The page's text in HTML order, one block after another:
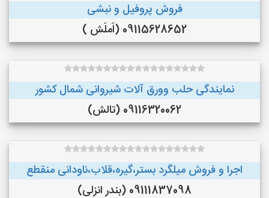
فروش پروفیل و نبشی
09115628652 (اَملَش )
نمایندگی حلب وورق آلات شیروانی شمال کشور
09116320062 (تالش)
اجرا و فروش میلگرد بستر،گیره،قلاب،ناودانی منقطع
09111837098 (بندر انزلی)